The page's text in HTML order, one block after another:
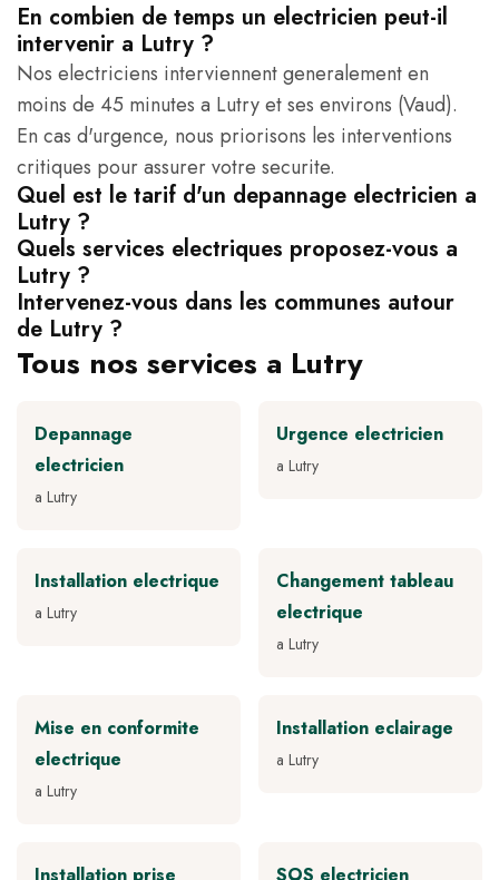
En combien de temps un electricien peut-il
intervenir a Lutry ?
Nos electriciens interviennent generalement en
moins de 45 minutes a Lutry et ses environs (Vaud).
En cas d'urgence, nous priorisons les interventions
critiques pour assurer votre securite.
Quel est le tarif d'un depannage electricien a
Lutry ?
Quels services electriques proposez-vous a
Lutry ?
Intervenez-vous dans les communes autour
de Lutry ?
Tous nos services a Lutry
Depannage
electricien
a Lutry
Urgence electricien
a Lutry
Installation electrique
a Lutry
Changement tableau
electrique
a Lutry
Mise en conformite
electrique
a Lutry
Installation eclairage
a Lutry